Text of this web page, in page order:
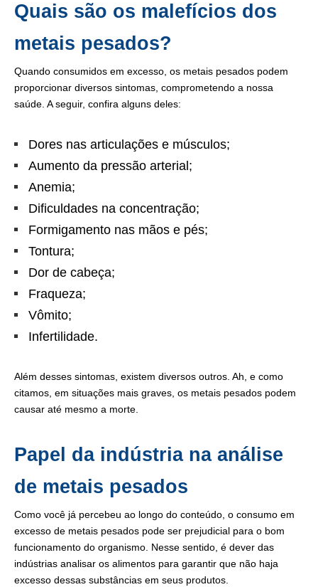
Quais são os malefícios dos
metais pesados?
Quando consumidos em excesso, os metais pesados podem
proporcionar diversos sintomas, comprometendo a nossa
saúde. A seguir, confira alguns deles:
Dores nas articulações e músculos;
Aumento da pressão arterial;
Anemia;
Dificuldades na concentração;
Formigamento nas mãos e pés;
Tontura;
Dor de cabeça;
Fraqueza;
Vômito;
Infertilidade.
Além desses sintomas, existem diversos outros. Ah, e como
citamos, em situações mais graves, os metais pesados podem
causar até mesmo a morte.
Papel da indústria na análise
de metais pesados
Como você já percebeu ao longo do conteúdo, o consumo em
excesso de metais pesados pode ser prejudicial para o bom
funcionamento do organismo. Nesse sentido, é dever das
indústrias analisar os alimentos para garantir que não haja
excesso dessas substâncias em seus produtos.